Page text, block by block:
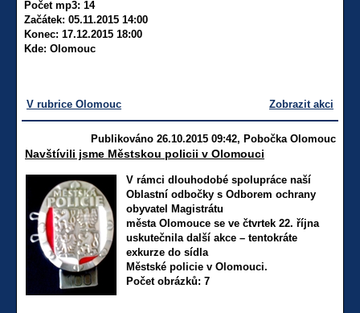
Počet mp3: 14
Začátek: 05.11.2015 14:00
Konec: 17.12.2015 18:00
Kde: Olomouc
V rubrice Olomouc Zobrazit akci
Publikováno 26.10.2015 09:42, Pobočka Olomouc
Navštívili jsme Městskou policii v Olomouci
V rámci dlouhodobé spolupráce naší
Oblastní odbočky s Odborem ochrany
obyvatel Magistrátu
města Olomouce se ve čtvrtek 22. října
uskutečnila další akce – tentokráte
exkurze do sídla
Městské policie v Olomouci.
Počet obrázků: 7